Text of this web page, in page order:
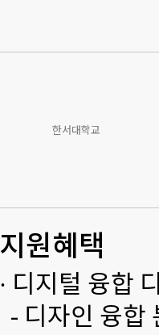
한서대학교
지원혜택
· 디지털 융합
- 디자인 융합